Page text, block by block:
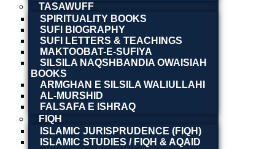
TASAWUFF
SPIRITUALITY BOOKS
SUFI BIOGRAPHY
SUFI LETTERS & TEACHINGS
MAKTOOBAT-E-SUFIYA
SILSILA NAQSHBANDIA OWAISIAH
BOOKS
ARMGHAN E SILSILA WALIULLAHI
AL-MURSHID
FALSAFA E ISHRAQ
FIQH
ISLAMIC JURISPRUDENCE (FIQH)
ISLAMIC STUDIES / FIQH & AQAID